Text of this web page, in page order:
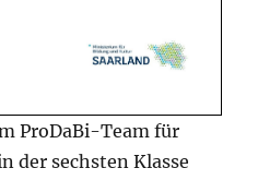
ProDaBi-Team für
der sechsten Klasse